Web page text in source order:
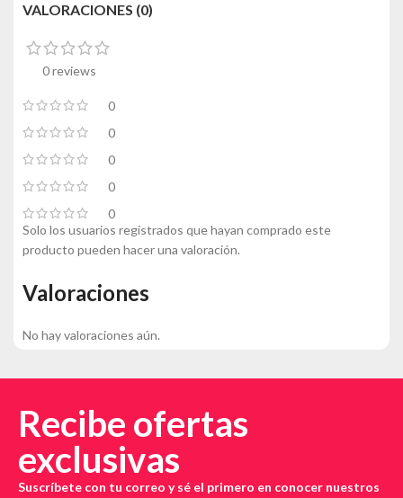
VALORACIONES (0)
0 reviews
0
0
0
0
0
Valoraciones
No hay valoraciones aún.
Solo los usuarios registrados que hayan comprado este
producto pueden hacer una valoración.
Recibe ofertas
exclusivas
Suscríbete con tu correo y sé el primero en conocer nuestros